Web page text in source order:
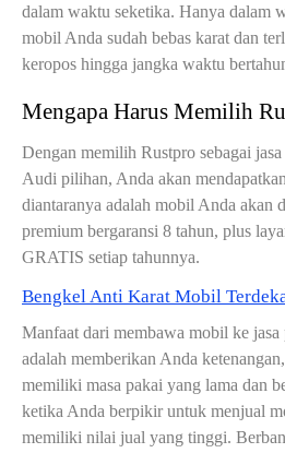
dalam waktu seketika. Hanya dalam
mobil Anda sudah bebas karat dan
keropos hingga jangka waktu
Mengapa Harus Memilih
Dengan memilih Rustpro sebagai
Audi pilihan, Anda akan
diantaranya adalah mobil Anda akan
premium bergaransi 8 tahun, plus
GRATIS setiap tahunnya.
Bengkel Anti Karat Mobil
Manfaat dari membawa mobil ke
adalah memberikan Anda
memiliki masa pakai yang lama dan
ketika Anda berpikir untuk menjual
memiliki nilai jual yang tinggi.